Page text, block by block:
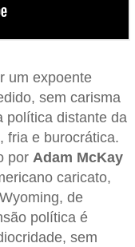
um expoente
sem carisma
política distante da
fria e burocrática.
por Adam McKay
caricato,
de
política é
sem